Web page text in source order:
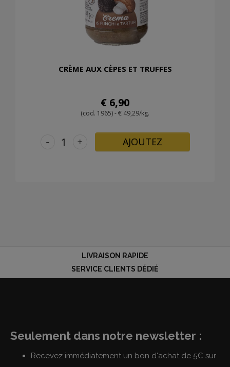
CRÈME AUX CÈPES ET TRUFFES
€ 6,90
(cod. 1965) - € 49,29/kg.
+
- AJOUTEZ
LIVRAISON RAPIDE
SERVICE CLIENTS DÉDIÉ
Seulement dans notre newsletter :
Recevez immédiatement un bon d'achat de 5€ sur